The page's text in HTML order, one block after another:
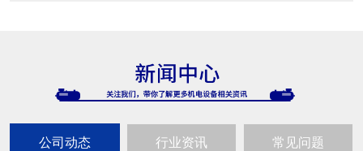
公司动态 行业资讯 常见问题